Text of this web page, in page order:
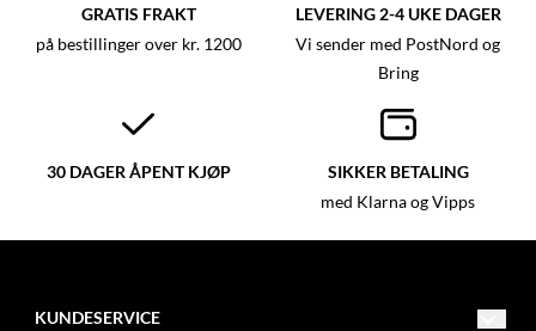
GRATIS FRAKT
på bestillinger over kr. 1200
LEVERING 2-4 UKE DAGER
Vi sender med PostNord og
Bring
30 DAGER ÅPENT KJØP SIKKER BETALING
med Klarna og Vipps
KUNDESERVICE